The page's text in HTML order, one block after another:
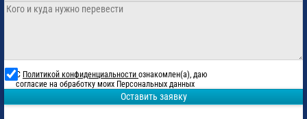
С Политикой конфиденциальности ознакомлен(а), даю
согласие на обработку моих Персональных данных
Оставить заявку